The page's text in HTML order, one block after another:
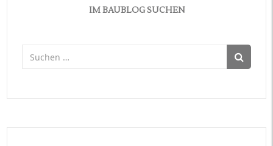
IM BAUBLOG SUCHEN
nach: